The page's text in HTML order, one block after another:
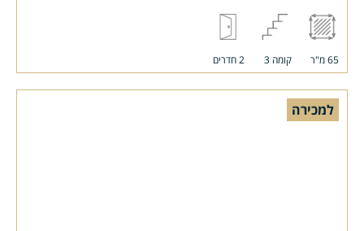
65 מ"ר קומה 3 2 חדרים
למכירה